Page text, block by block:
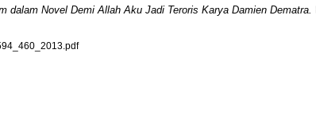
dalam Novel Demi Allah Aku Jadi Teroris Karya Damien Dematra.